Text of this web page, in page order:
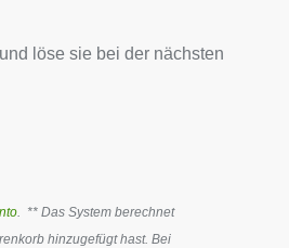
löse sie bei der nächsten
. ** Das System berechnet
hinzugefügt hast. Bei